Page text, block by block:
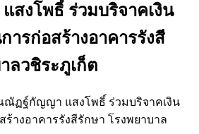
งโพธิ์ ร่วมบริจาคเงิน
ารก่อสร้างอาคารรังสี
ลวชิระภูเก็ต
ฏฐ์กัญญา แสงโพธิ์ ร่วมบริจาคเงิน
างอาคารรังสีรักษา โรงพยาบาล